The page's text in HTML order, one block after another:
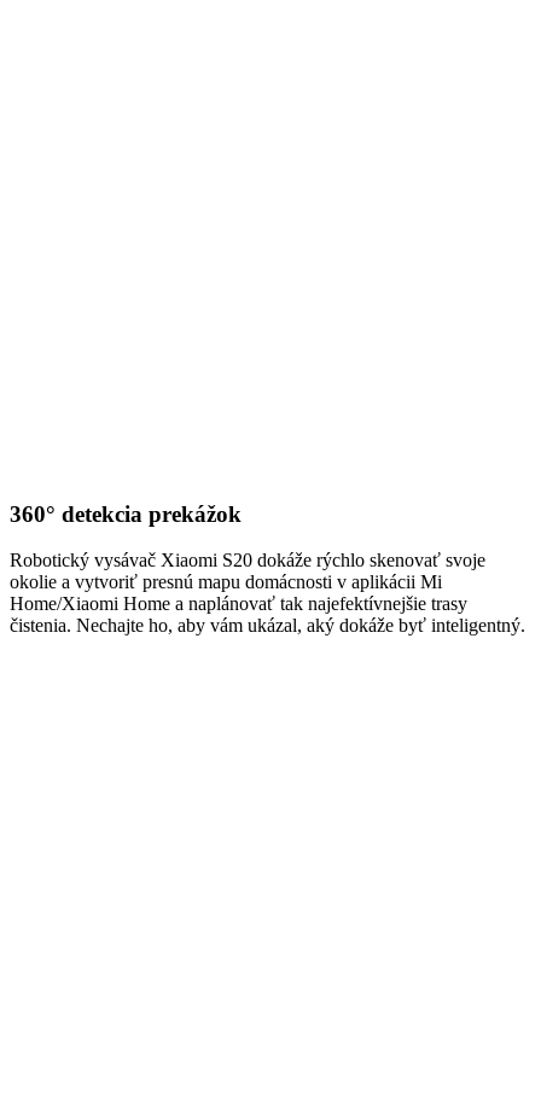
360° detekcia prekážok
Robotický vysávač Xiaomi S20 dokáže rýchlo skenovať svoje
okolie a vytvoriť presnú mapu domácnosti v aplikácii Mi
Home/Xiaomi Home a naplánovať tak najefektívnejšie trasy
čistenia. Nechajte ho, aby vám ukázal, aký dokáže byť inteligentný.